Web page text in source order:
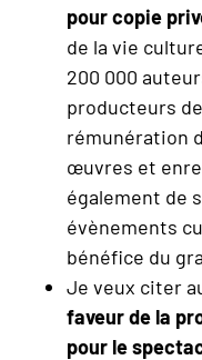
pour copie
de la vie
200 000
producteurs
rémunération
œuvres et
également de
évènements
bénéfice du
Je veux citer
faveur de la
pour le